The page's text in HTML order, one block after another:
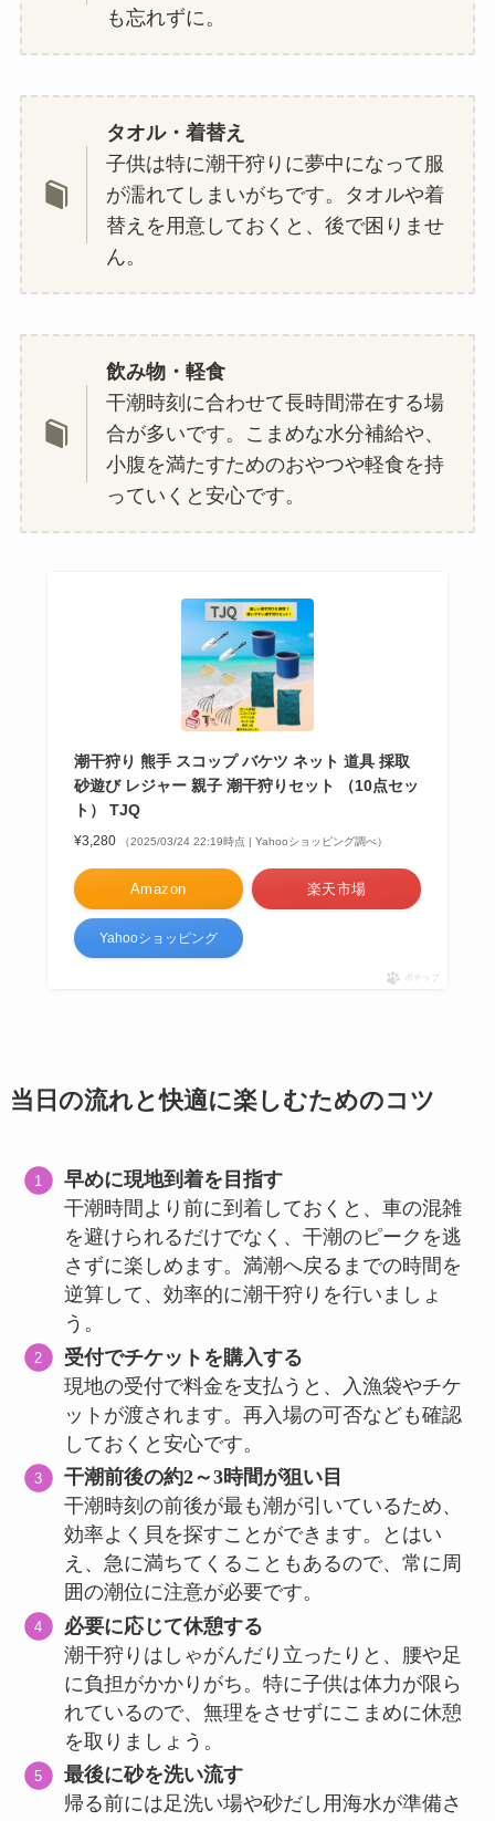
も忘れずに。
タオル・着替え
子供は特に潮干狩りに夢中になって服
が濡れてしまいがちです。タオルや着
替えを用意しておくと、後で困りませ
ん。
飲み物・軽食
干潮時刻に合わせて長時間滞在する場
合が多いです。こまめな水分補給や、
小腹を満たすためのおやつや軽食を持
っていくと安心です。
潮干狩り 熊手 スコップ バケツ ネット 道具 採取
砂遊び レジャー 親子 潮干狩りセット （10点セッ
ト） TJQ
¥3,280 （2025/03/24 22:19時点 | Yahooショッピング調べ）
Amazon 楽天市場
Yahooショッピング
ポチップ
当日の流れと快適に楽しむためのコツ
早めに現地到着を目指す
干潮時間より前に到着しておくと、車の混雑
を避けられるだけでなく、干潮のピークを逃
さずに楽しめます。満潮へ戻るまでの時間を
逆算して、効率的に潮干狩りを行いましょ
う。
受付でチケットを購入する
現地の受付で料金を支払うと、入漁袋やチケ
ットが渡されます。再入場の可否なども確認
しておくと安心です。
干潮前後の約2～3時間が狙い目
干潮時刻の前後が最も潮が引いているため、
効率よく貝を探すことができます。とはい
え、急に満ちてくることもあるので、常に周
囲の潮位に注意が必要です。
必要に応じて休憩する
潮干狩りはしゃがんだり立ったりと、腰や足
に負担がかかりがち。特に子供は体力が限ら
れているので、無理をさせずにこまめに休憩
を取りましょう。
最後に砂を洗い流す
帰る前には足洗い場や砂だし用海水が準備さ